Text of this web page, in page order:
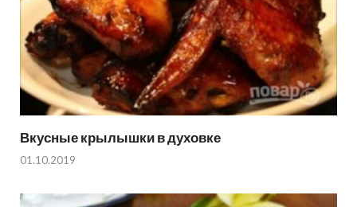
Вкусные крылышки в духовке
01.10.2019